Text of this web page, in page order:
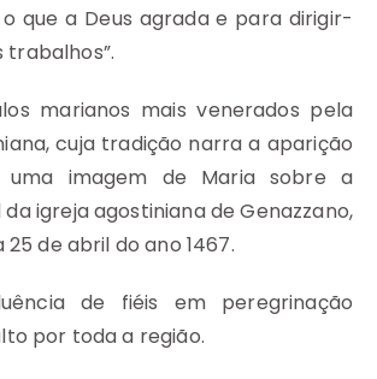
que a Deus agrada e para dirigir-
trabalhos”.
marianos mais venerados pela
cuja tradição narra a aparição
uma imagem de Maria sobre a
igreja agostiniana de Genazzano,
25 de abril do ano 1467.
de fiéis em peregrinação
por toda a região.